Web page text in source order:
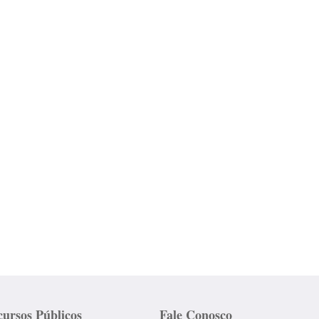
Públicos Fale Conosco